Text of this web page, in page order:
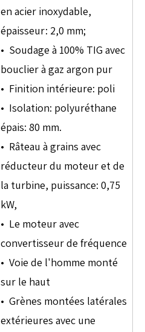
en acier inoxydable,
épaisseur: 2,0 mm;
• Soudage à 100% TIG avec
bouclier à gaz argon pur
• Finition intérieure: poli
• Isolation: polyuréthane
épais: 80 mm.
• Râteau à grains avec
réducteur du moteur et de
la turbine, puissance: 0,75
kW,
• Le moteur avec
convertisseur de fréquence
• Voie de l'homme monté
sur le haut
• Grènes montées latérales
extérieures avec une